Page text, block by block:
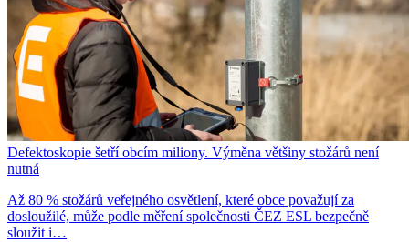
Defektoskopie šetří obcím miliony. Výměna většiny stožárů není
nutná
Až 80 % stožárů veřejného osvětlení, které obce považují za
dosloužilé, může podle měření společnosti ČEZ ESL bezpečně
sloužit i…